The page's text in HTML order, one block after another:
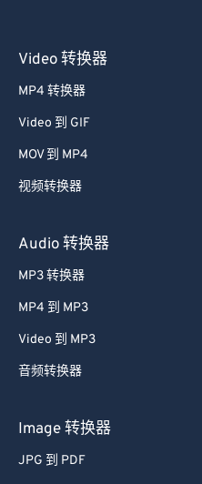
Video 转换器
MP4 转换器
Video 到 GIF
MOV 到 MP4
视频转换器
Audio 转换器
MP3 转换器
MP4 到 MP3
Video 到 MP3
音频转换器
Image 转换器
JPG 到 PDF